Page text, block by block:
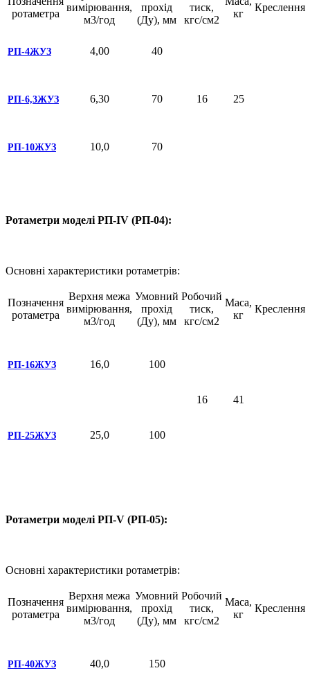
ротаметра
вимірювання,
м3/год
прохід
(Ду), мм
тиск,
кгс/см2
кг
Креслення
РП-4ЖУЗ 4,00 40
16 25
РП-6,3ЖУЗ 6,30 70
РП-10ЖУЗ 10,0 70
Ротаметри моделі РП-IV (РП-04):
Основні характеристики ротаметрів:
Позначення
ротаметра
Верхня межа
вимірювання,
м3/год
Умовний
прохід
(Ду), мм
Робочий
тиск,
кгс/см2
Маса,
кг
Креслення
РП-16ЖУЗ 16,0 100
16 41
РП-25ЖУЗ 25,0 100
Ротаметри моделі РП-V (РП-05):
Основні характеристики ротаметрів:
Позначення
ротаметра
Верхня межа
вимірювання,
м3/год
Умовний
прохід
(Ду), мм
Робочий
тиск,
кгс/см2
Маса,
кг
Креслення
РП-40ЖУЗ 40,0 150